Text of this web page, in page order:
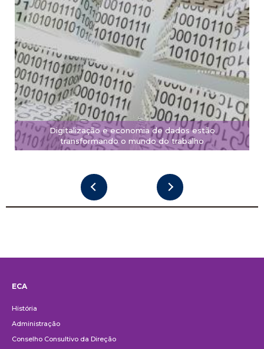
Digitalização e economia de dados estão
transformando o mundo do trabalho
ECA
História
Administração
Conselho Consultivo da Direção